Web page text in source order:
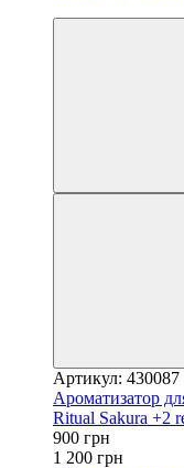
Артикул: 430087
Ароматизатор
Ritual Sakura +2
900 грн
1 200 грн